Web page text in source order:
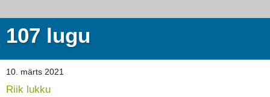
107 lugu
10. märts 2021
Riik lukku